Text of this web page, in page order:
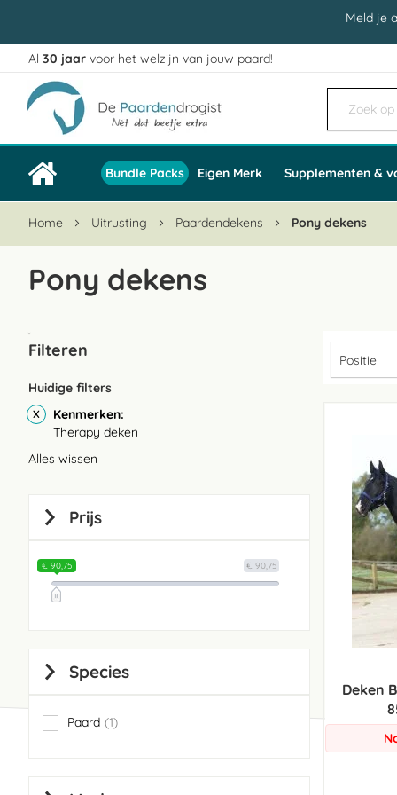
Meld je
Ga
naar
de
inhoud
Al 30 jaar voor het welzijn van jouw paard!
Bundle Packs Eigen Merk Supplementen &
Home Uitrusting Paardendekens Pony dekens
Pony dekens
Deken
Filteren
Huidige filters
Kenmerken
Therapy deken
Alles wissen
Prijs
€ 90,75
€ 90,75
Species
Paard 1
item